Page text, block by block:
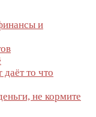
и
то что
не кормите